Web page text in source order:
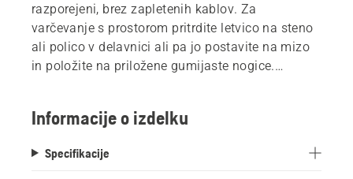
razporejeni, brez zapletenih kablov. Za
varčevanje s prostorom pritrdite letvico na steno
ali polico v delavnici ali pa jo postavite na mizo
in položite na priložene gumijaste nogice.
polnilcev in akumulatorjev.
Informacije o izdelku
Specifikacije